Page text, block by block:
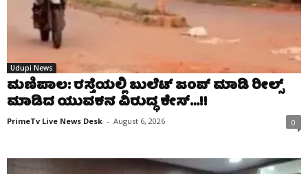
Udupi News
ಮಣಿಪಾಲ: ರಸ್ತೆಯಲ್ಲಿ ಬುಲೆಟ್ ಜಂಪ್ ಮಾಡಿ ರೀಲ್ಸ್
ಮಾಡಿದ ಯುವಕನ ವಿರುದ್ಧ ಕೇಸ್…!!
PrimeTv Live News Desk - August 6, 2026 0